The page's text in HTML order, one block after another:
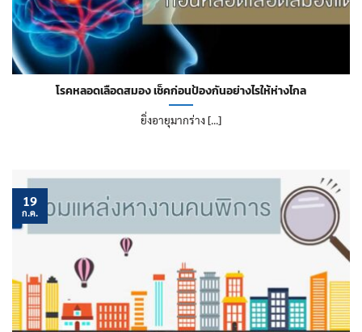
โรคหลอดเลือดสมอง เช็คก่อนป้องกันอย่างไรให้ห่างไกล
ยิ่งอายุมากร่าง [...]
19
ก.ค.